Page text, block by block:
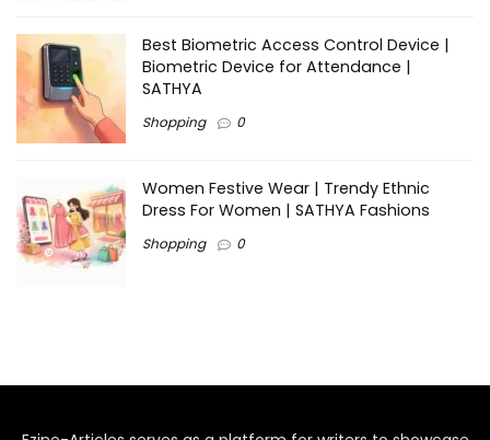
Best Biometric Access Control Device |
Biometric Device for Attendance |
SATHYA
Shopping 0
Women Festive Wear | Trendy Ethnic
Dress For Women | SATHYA Fashions
Shopping 0